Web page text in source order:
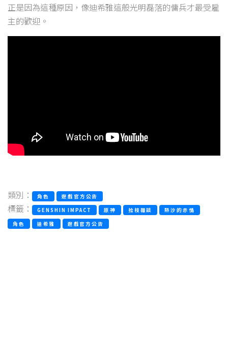
正是因為這種原因，像迪希雅這般光明磊落的傭兵才最受雇
主的歡迎。
類別： 角色 遊戲官方公告
標籤： GENSHIN IMPACT 原神 拾枝雜談
熱沙的赤情
角色
迪希雅 遊戲官方公告